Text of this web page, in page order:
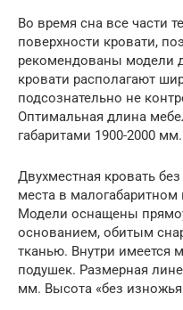
Во время сна все части
поверхности кровати,
рекомендованы модели
кровати располагают
подсознательно не
Оптимальная длина
габаритами 1900-2000 мм.
Двухместная кровать
места в
Модели оснащены
основанием, обитым
тканью. Внутри имеется
подушек. Размерная
мм. Высота «без